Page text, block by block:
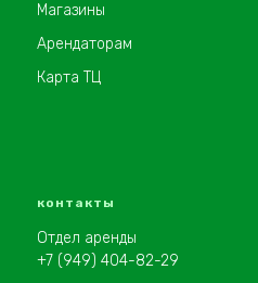
Магазины
Арендаторам
Карта ТЦ
контакты
Отдел аренды
+7 (949) 404-82-29